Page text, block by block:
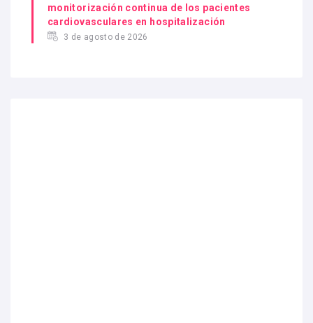
monitorización continua de los pacientes
cardiovasculares en hospitalización
3 de agosto de 2026